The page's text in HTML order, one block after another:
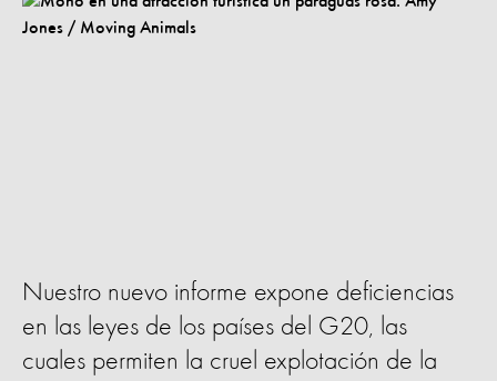
Nuestro nuevo informe expone deficiencias
en las leyes de los países del G20, las
cuales permiten la cruel explotación de la